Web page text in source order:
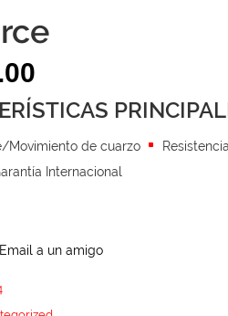
Movimiento de cuarzo
Internacional
a un amigo